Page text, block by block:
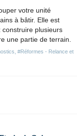
#Réformes - Relance et
votre unité
à bâtir. Elle est
plusieurs
une partie de terrain.